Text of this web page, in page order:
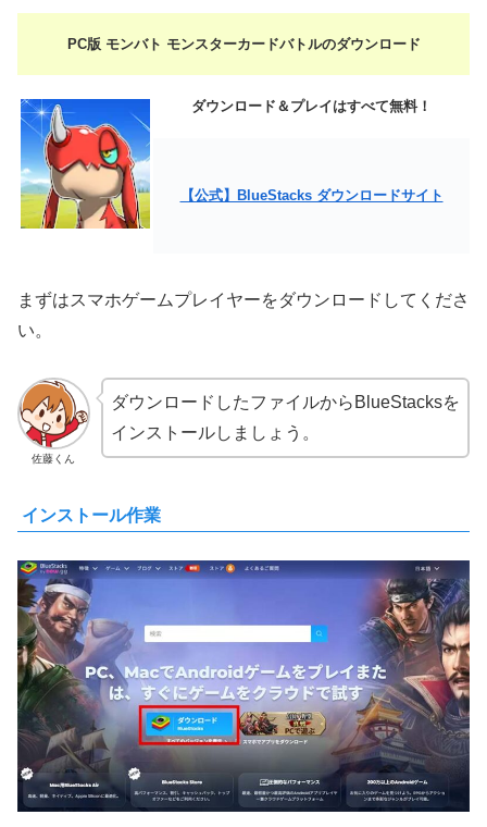
PC版 モンバト モンスターカードバトルのダウンロード
ダウンロード＆プレイはすべて無料！
【公式】BlueStacks ダウンロードサイト
まずはスマホゲームプレイヤーをダウンロードしてくださ
い。
佐藤くん
ダウンロードしたファイルからBlueStacksを
インストールしましょう。
インストール作業